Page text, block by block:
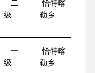
二
级
恰特喀
勒乡
一
级
恰特喀
勒乡